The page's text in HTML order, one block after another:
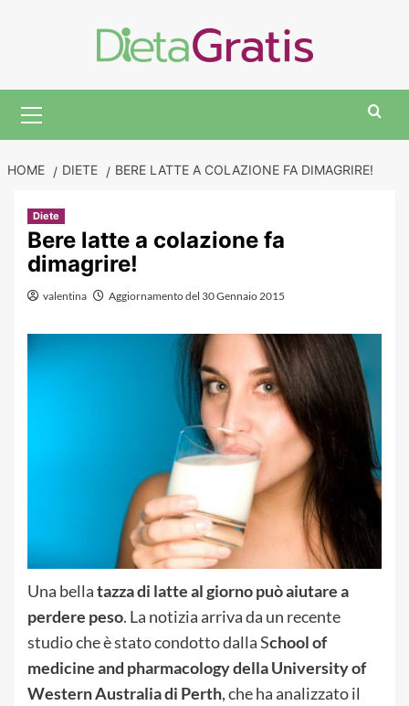
Menu
HOME DIETE BERE LATTE A COLAZIONE FA DIMAGRIRE!
Diete
Bere latte a colazione fa
dimagrire!
valentina Aggiornamento del 30 Gennaio 2015
Una bellatazza di latte al giorno può aiutare a
perdere peso. La notizia arriva da un recente
studio che è stato condotto dalla School of
medicine and pharmacology della University of
Western Australia di Perth, che ha analizzato il